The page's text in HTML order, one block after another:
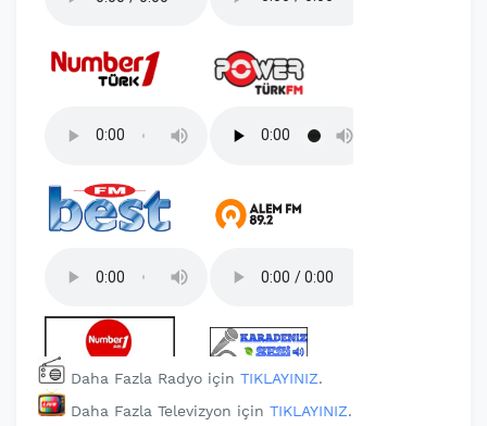
Daha Fazla Radyo için TIKLAYINIZ.
Daha Fazla Televizyon için TIKLAYINIZ.